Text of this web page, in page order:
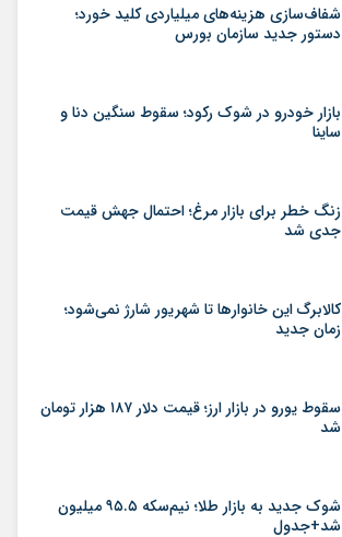
شفاف‌سازی هزینه‌های میلیاردی کلید خورد؛
دستور جدید سازمان بورس
بازار خودرو در شوک رکود؛ سقوط سنگین دنا و
ساینا
زنگ خطر برای بازار مرغ؛ احتمال جهش قیمت
جدی شد
کالابرگ این خانوارها تا شهریور شارژ نمی‌شود؛
زمان جدید
سقوط یورو در بازار ارز؛ قیمت دلار ۱۸۷ هزار تومان
شد
شوک جدید به بازار طلا؛ نیم‌سکه ۹۵.۵ میلیون
شد+جدول